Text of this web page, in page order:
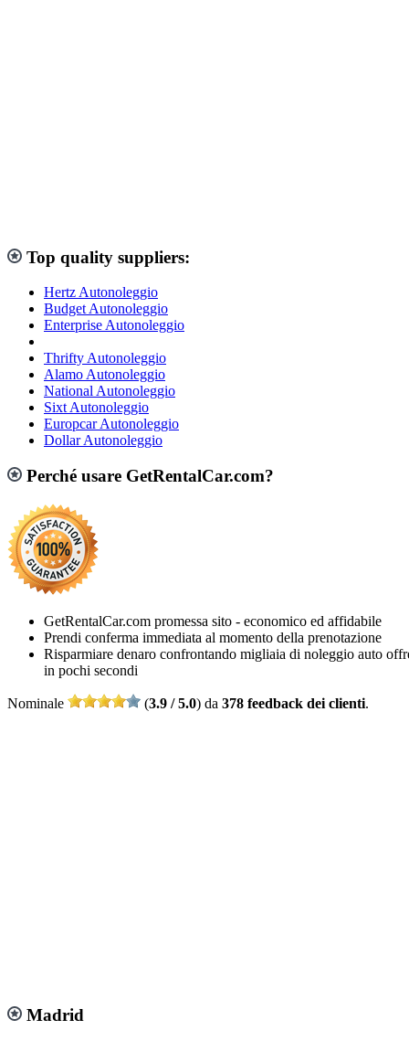
Top quality suppliers:
Hertz Autonoleggio
Budget Autonoleggio
Enterprise Autonoleggio
Thrifty Autonoleggio
Alamo Autonoleggio
National Autonoleggio
Sixt Autonoleggio
Europcar Autonoleggio
Dollar Autonoleggio
Perché usare GetRentalCar.com?
GetRentalCar.com promessa sito - economico ed affidabile
Prendi conferma immediata al momento della prenotazione
Risparmiare denaro confrontando migliaia di noleggio auto
in pochi secondi
Nominale (3.9 / 5.0) da 378 feedback dei clienti.
Madrid